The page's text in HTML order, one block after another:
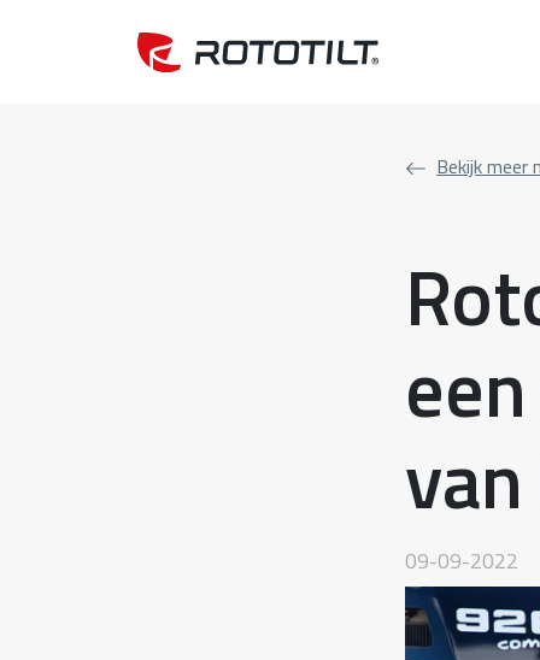
Bekijk meer
09-09-2022